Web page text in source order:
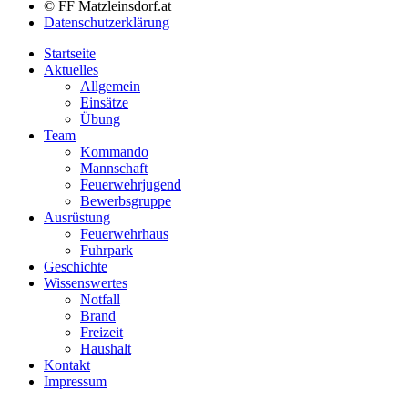
© FF Matzleinsdorf.at
Datenschutzerklärung
Startseite
Aktuelles
Allgemein
Einsätze
Übung
Team
Kommando
Mannschaft
Feuerwehrjugend
Bewerbsgruppe
Ausrüstung
Feuerwehrhaus
Fuhrpark
Geschichte
Wissenswertes
Notfall
Brand
Freizeit
Haushalt
Kontakt
Impressum